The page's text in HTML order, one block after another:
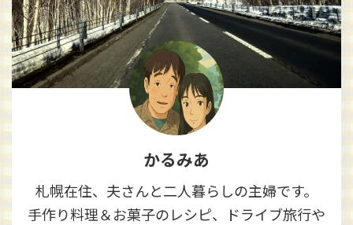
かるみあ
札幌在住、夫さんと二人暮らしの主婦です。
手作り料理＆お菓子のレシピ、ドライブ旅行や